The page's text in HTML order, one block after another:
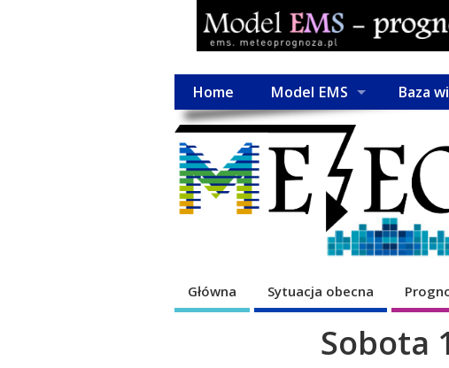
Home Model EMS Baza
Główna Sytuacja obecna
Sobota